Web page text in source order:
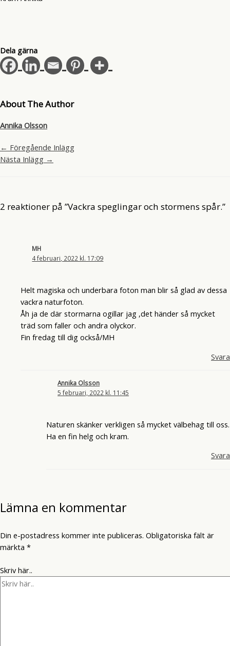
Dela gärna
About The Author
Annika Olsson
← Föregående Inlägg
Nästa Inlägg →
2 reaktioner på ”Vackra speglingar och stormens spår.”
MH
4 februari, 2022 kl. 17:09
Helt magiska och underbara foton man blir så glad av dessa
vackra naturfoton.
Åh ja de där stormarna ogillar jag ,det händer så mycket
träd som faller och andra olyckor.
Fin fredag till dig också/MH
Svara
Annika Olsson
5 februari, 2022 kl. 11:45
Naturen skänker verkligen så mycket välbehag till oss.
Ha en fin helg och kram.
Svara
Lämna en kommentar
Din e-postadress kommer inte publiceras. Obligatoriska fält är
märkta *
Skriv här..